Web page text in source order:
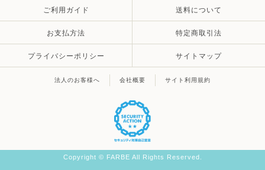
ご利用ガイド 送料について
お支払方法 特定商取引法
プライバシーポリシー サイトマップ
法人のお客様へ 会社概要 サイト利用規約
Copyright © FARBE All Rights Reserved.